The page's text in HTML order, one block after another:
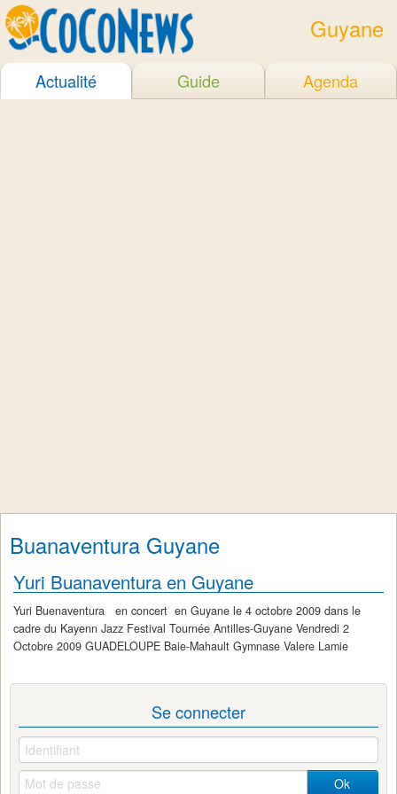
Guyane
Actualité Guide Agenda
Buanaventura Guyane
Yuri Buanaventura en Guyane
Yuri Buenaventura en concert en Guyane le 4 octobre 2009 dans le
cadre du Kayenn Jazz Festival Tournée Antilles-Guyane Vendredi 2
Octobre 2009 GUADELOUPE Baie-Mahault Gymnase Valere Lamie
Se connecter
Ok